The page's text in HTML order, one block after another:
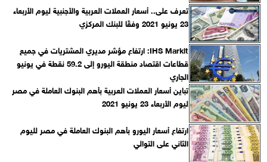
تعرف على.. أسعار العملات العربية والأجنبية ليوم الأربعاء
23 يونيو 2021 وفقًا للبنك المركزي‎
IHS Markit: ارتفاع مؤشر مديري المشتريات في جميع
قطاعات اقتصاد منطقة اليورو إلى 59.2 نقطة في يونيو
الجاري
تباين أسعار العملات العربية بأهم البنوك العاملة في مصر
ليوم الأربعاء 23 يونيو 2021
ارتفاع أسعار اليورو بأهم البنوك العاملة في مصر لليوم
الثاني على التوالي